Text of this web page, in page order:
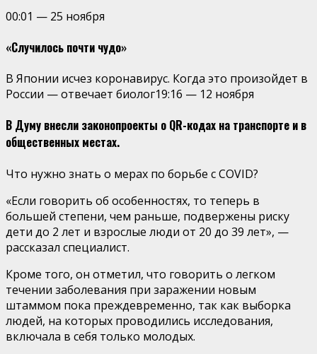
00:01 — 25 ноября
«Случилось почти чудо»
В Японии исчез коронавирус. Когда это произойдет в
России — отвечает биолог19:16 — 12 ноября
В Думу внесли законопроекты о QR-кодах на транспорте и в
общественных местах.
Что нужно знать о мерах по борьбе с COVID?
«Если говорить об особенностях, то теперь в
большей степени, чем раньше, подвержены риску
дети до 2 лет и взрослые люди от 20 до 39 лет», —
рассказал специалист.
Кроме того, он отметил, что говорить о легком
течении заболевания при заражении новым
штаммом пока преждевременно, так как выборка
людей, на которых проводились исследования,
включала в себя только молодых.